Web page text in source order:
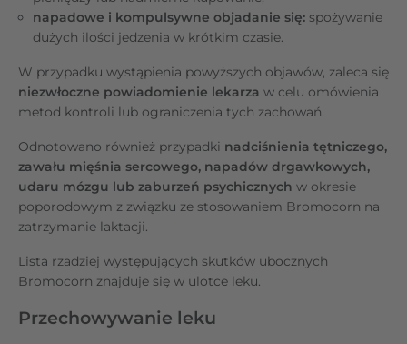
napadowe i kompulsywne objadanie się: spożywanie
dużych ilości jedzenia w krótkim czasie.
W przypadku wystąpienia powyższych objawów, zaleca się
niezwłoczne powiadomienie lekarza w celu omówienia
metod kontroli lub ograniczenia tych zachowań.
Odnotowano również przypadki nadciśnienia tętniczego,
zawału mięśnia sercowego, napadów drgawkowych,
udaru mózgu lub zaburzeń psychicznych w okresie
poporodowym z związku ze stosowaniem Bromocorn na
zatrzymanie laktacji.
Lista rzadziej występujących skutków ubocznych
Bromocorn znajduje się w ulotce leku.
Przechowywanie leku